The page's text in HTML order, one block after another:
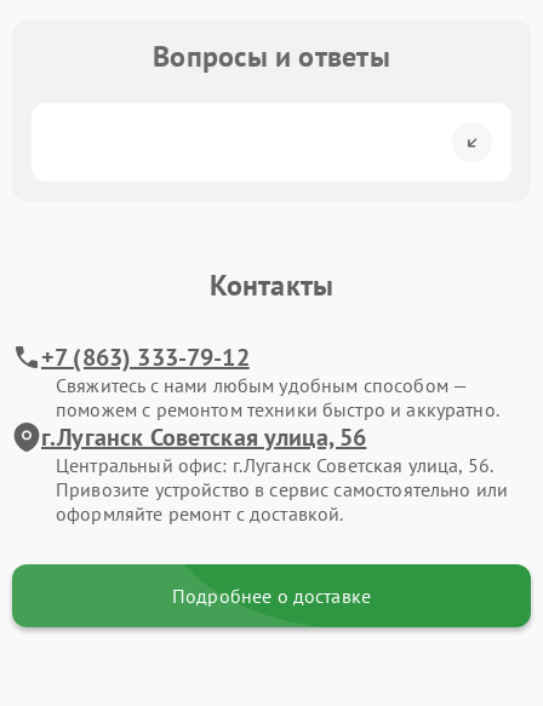
Вопросы и ответы
Контакты
+7 (863) 333-79-12
Свяжитесь с нами любым удобным способом —
поможем с ремонтом техники быстро и аккуратно.
г.Луганск Советская улица, 56
Центральный офис: г.Луганск Советская улица, 56.
Привозите устройство в сервис самостоятельно или
оформляйте ремонт с доставкой.
Подробнее о доставке